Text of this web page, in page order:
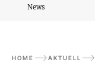
News
HOME AKTUELL